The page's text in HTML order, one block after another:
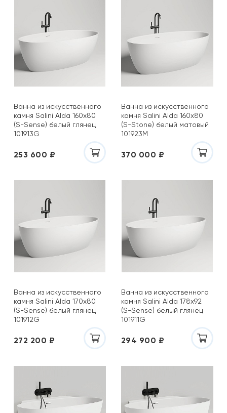
Ванна из искусственного
камня Salini Alda 160х80
(S-Sense) белый глянец
101913G
253 600 ₽
Ванна из искусственного
камня Salini Alda 160х80
(S-Stone) белый матовый
101923M
370 000 ₽
Ванна из искусственного
камня Salini Alda 170x80
(S-Sense) белый глянец
101912G
272 200 ₽
Ванна из искусственного
камня Salini Alda 178x92
(S-Sense) белый глянец
101911G
294 900 ₽